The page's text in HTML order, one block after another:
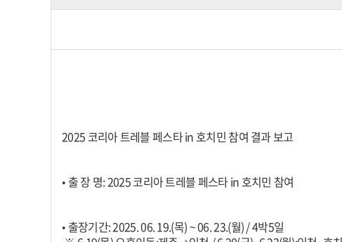
2025 코리아 트레블 페스타 in 호치민 참여 결과 보고
• 출 장 명: 2025 코리아 트레블 페스타 in 호치민 참여
• 출장기간: 2025. 06. 19.(목) ~ 06. 23.(월) / 4박5일